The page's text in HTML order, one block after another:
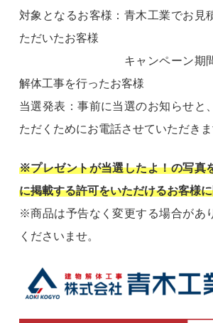
対象となるお客様：青木工業でお見
ただいたお客様
キャンペーン期間中に
解体工事を行ったお客様
当選発表：事前に当選のお知らせと
ただくためにお電話させていただき
※プレゼントが当選したよ！の写真
に掲載する許可をいただけるお客様
※商品は予告なく変更する場合があ
くださいませ。